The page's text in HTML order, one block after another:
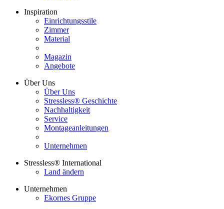
Inspiration
Einrichtungsstile
Zimmer
Material
Magazin
Angebote
Über Uns
Über Uns
Stressless® Geschichte
Nachhaltigkeit
Service
Montageanleitungen
Unternehmen
Stressless® International
Land ändern
Unternehmen
Ekornes Gruppe